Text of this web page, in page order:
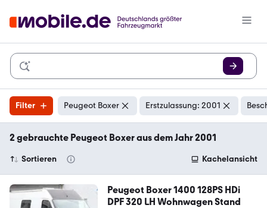
Filter Peugeot Boxer Erstzulassung: 2001
2 gebrauchte Peugeot Boxer aus dem Jahr 2001
Sortieren Kachelansicht
Peugeot Boxer 1400 128PS HDi
DPF 320 LH Wohnwagen Stand